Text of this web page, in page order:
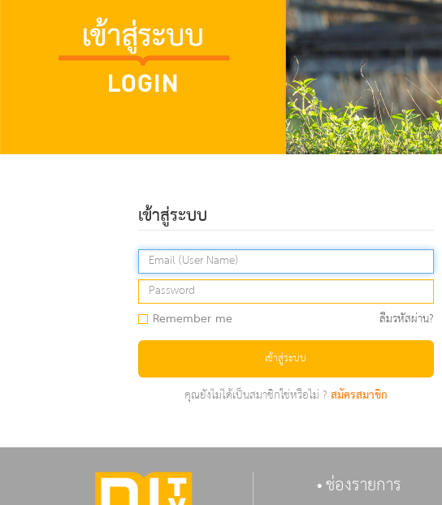
เข้าสู่ระบบ
Remember me ลืมรหัสผ่าน?
เข้าสู่ระบบ
คุณยังไม่ได้เป็นสมาชิกใช่หรือไม่ ?สมัครสมาชิก
ช่องรายการ